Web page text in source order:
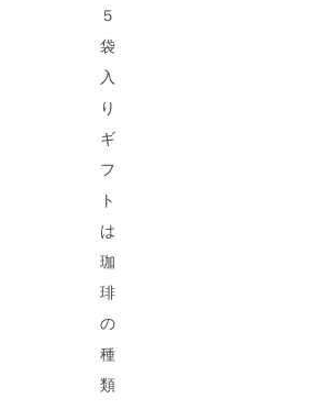
５
袋
入
り
ギ
フ
ト
は
珈
琲
の
種
類